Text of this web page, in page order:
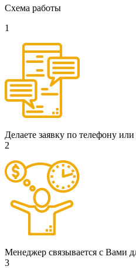
Схема работы
1
Делаете заявку по телефону или
2
Менеджер связывается с Вами
3